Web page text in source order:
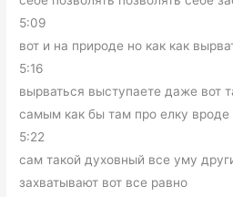
5:09
вот и на природе но как как
5:16
вырваться выступаете даже вот
самым как бы там про елку вроде
5:22
сам такой духовный все уму
захватывают вот все равно